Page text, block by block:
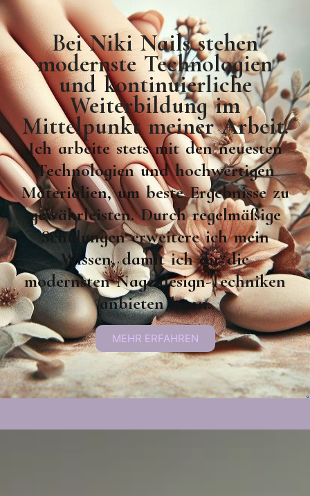
Bei Niki Nails stehen
modernste Technologien
und kontinuierliche
Weiterbildung im
Mittelpunkt meiner Arbeit.
Ich arbeite stets mit den neuesten
Technologien und hochwertigen
Materialien, um beste Ergebnisse zu
gewährleisten. Durch regelmäßige
Schulungen erweitere ich mein
Wissen, damit ich dir die
modernsten Nageldesign-Techniken
anbieten kann.
MEHR ERFAHREN